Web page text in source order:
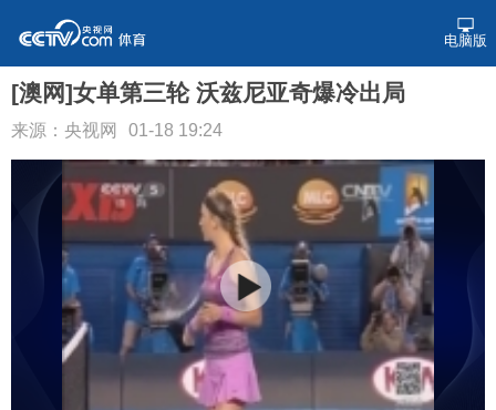
电脑版
[澳网]女单第三轮 沃兹尼亚奇爆冷出局
来源：央视网 01-18 19:24